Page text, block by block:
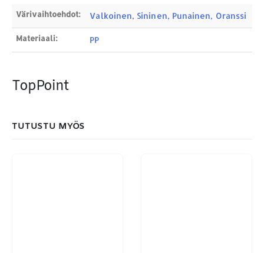
Värivaihtoehdot: Valkoinen, Sininen, Punainen, Oranssi
Materiaali: PP
TopPoint
TUTUSTU MYÖS
MAKSUTAPAMME: